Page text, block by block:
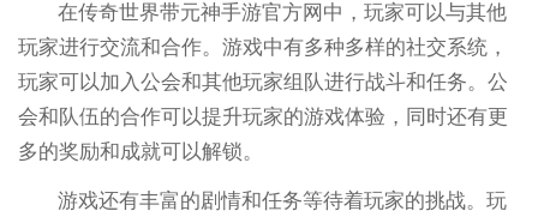
在传奇世界带元神手游官方网中，玩家可以与其他
玩家进行交流和合作。游戏中有多种多样的社交系统，
玩家可以加入公会和其他玩家组队进行战斗和任务。公
会和队伍的合作可以提升玩家的游戏体验，同时还有更
多的奖励和成就可以解锁。
游戏还有丰富的剧情和任务等待着玩家的挑战。玩